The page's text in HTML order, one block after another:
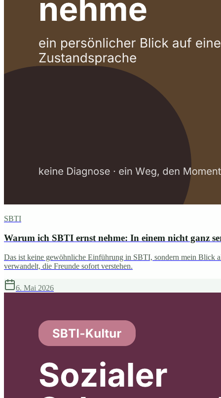
SBTI
Warum ich SBTI ernst nehme: In einem nicht ganz
Das ist keine gewöhnliche Einführung in SBTI, sondern mein Blick
verwandelt, die Freunde sofort verstehen.
6. Mai 2026